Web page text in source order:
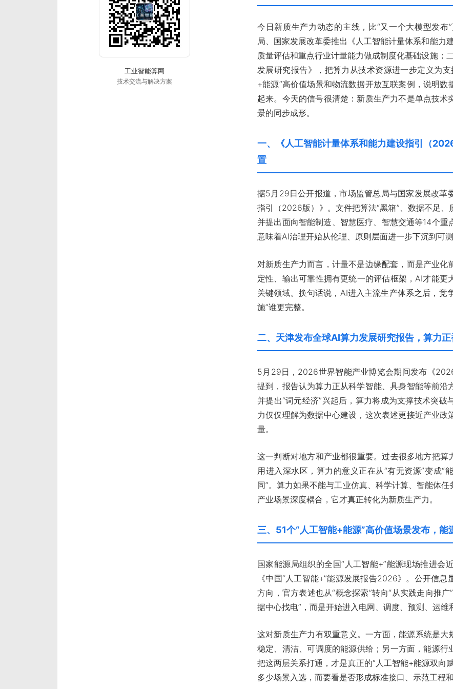
今日新质生产力动态的主线，比“又一个大模型发
局、国家发展改革委推出《人工智能计量体系和能力
质量评估和重点行业计量能力做成制度化基础设施；
发展研究报告》，把算力从技术资源进一步定义为
+能源”高价值场景和物流数据开放互联案例，说明
起来。今天的信号很清楚：新质生产力不是单点技
景的同步成形。
一、《人工智能计量体系和能力建设指引（
置
据5月29日公开报道，市场监管总局与国家发展改革
指引（2026版）》。文件把算法“黑箱”、数据不足、
并提出面向智能制造、智慧医疗、智慧交通等14个
意味着AI治理开始从伦理、原则层面进一步下沉到可
对新质生产力而言，计量不是边缘配套，而是产业
定性、输出可靠性拥有更统一的评估框架，AI才能
关键领域。换句话说，AI进入主流生产体系之后，竞
施”谁更完整。
二、天津发布全球AI算力发展研究报告，算力
5月29日，2026世界智能产业博览会期间发布《
提到，报告认为算力正从科学智能、具身智能等前沿
并提出“词元经济”兴起后，算力将成为支撑技术突
力仅仅理解为数据中心建设，这次表述更接近产业
量。
这一判断对地方和产业都很重要。过去很多地方把
用进入深水区，算力的意义正在从“有无资源”变成“
同”。算力如果不能与工业仿真、科学计算、智能体
产业场景深度耦合，它才真正转化为新质生产力。
三、51个“人工智能+能源”高价值场景发布，
国家能源局组织的全国“人工智能+”能源现场推进会
《中国“人工智能+”能源发展报告2026》。公开信
方向，官方表述也从“概念探索”转向“从实践走向推
据中心找电”，而是开始进入电网、调度、预测、运维
这对新质生产力有双重意义。一方面，能源系统是
稳定、清洁、可调度的能源供给；另一方面，能源行
把这两层关系打通，才是真正的“人工智能+能源双向
多少场景入选，而要看是否形成标准接口、示范工程
工业智能算网
技术交流与解决方案